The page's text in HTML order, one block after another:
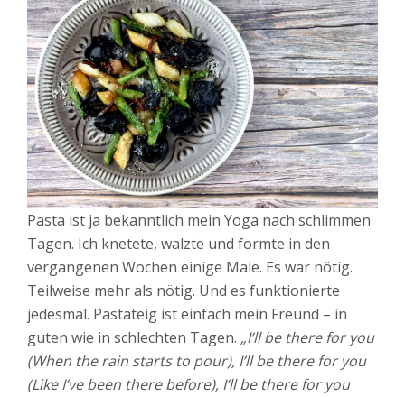
Pasta ist ja bekanntlich mein Yoga nach schlimmen
Tagen. Ich knetete, walzte und formte in den
vergangenen Wochen einige Male. Es war nötig.
Teilweise mehr als nötig. Und es funktionierte
jedesmal. Pastateig ist einfach mein Freund – in
guten wie in schlechten Tagen. „I’ll be there for you
(When the rain starts to pour), I’ll be there for you
(Like I’ve been there before), I’ll be there for you